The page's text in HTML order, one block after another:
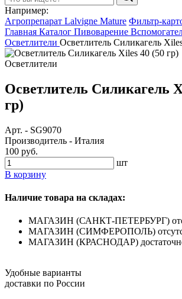
Например:
Агропрепарат Lalvigne Mature Фильтр-
Главная Каталог Пивоварение
Осветлители Осветлитель Силикагель
Осветлители
Осветлитель Силикагель
гр)
Арт. - SG9070
Производитель - Италия
100 руб.
шт
В корзину
Наличие товара на складах:
МАГАЗИН (САНКТ-ПЕТЕРБУРГ)
МАГАЗИН (СИМФЕРОПОЛЬ)
МАГАЗИН (КРАСНОДАР)
Удобные варианты
доставки по России